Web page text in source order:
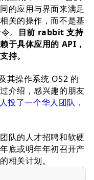
的应用与界面来满足
关的操作，而不是基
。 目前 rabbit 支持
于具体应用的 API，
持。
操作系统 OS2 的
介绍，感兴趣的朋友
投了一个华人团队，
队的人才招聘和软硬
底或明年年初召开产
相关计划。